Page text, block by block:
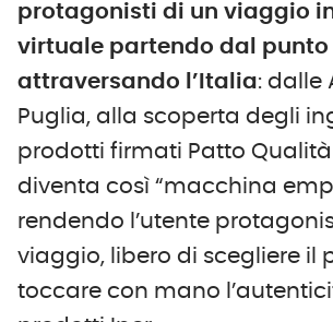
protagonisti di un viaggio
virtuale partendo dal punto
attraversando l’Italia: dalle
Puglia, alla scoperta degli
prodotti firmati Patto Qualità
diventa così “macchina
rendendo l’utente
viaggio, libero di scegliere il
toccare con mano